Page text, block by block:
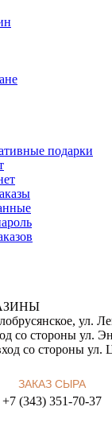
подарки
ул.
со стороны ул.
со стороны ул.
ЗАКАЗ СЫРА
+7 (343) 351-70-37